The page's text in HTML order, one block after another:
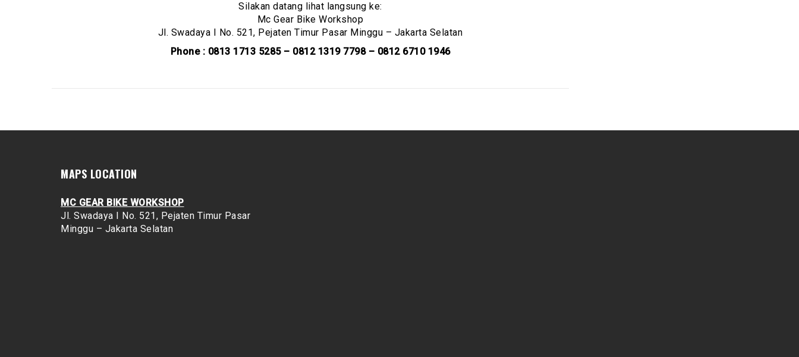
Silakan datang lihat langsung ke:
Mc Gear Bike Workshop
Jl. Swadaya I No. 521, Pejaten Timur Pasar Minggu – Jakarta Selatan
Phone : 0813 1713 5285 – 0812 1319 7798 – 0812 6710 1946
MAPS LOCATION
MC GEAR BIKE WORKSHOP
Jl. Swadaya I No. 521, Pejaten Timur Pasar
Minggu – Jakarta Selatan